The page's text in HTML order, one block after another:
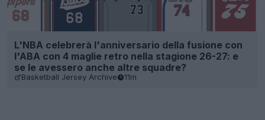
L'NBA celebrerà l'anniversario della fusione con
l'ABA con 4 maglie retro nella stagione 26-27: e
se le avessero anche altre squadre?
Basketball Jersey Archive 11m